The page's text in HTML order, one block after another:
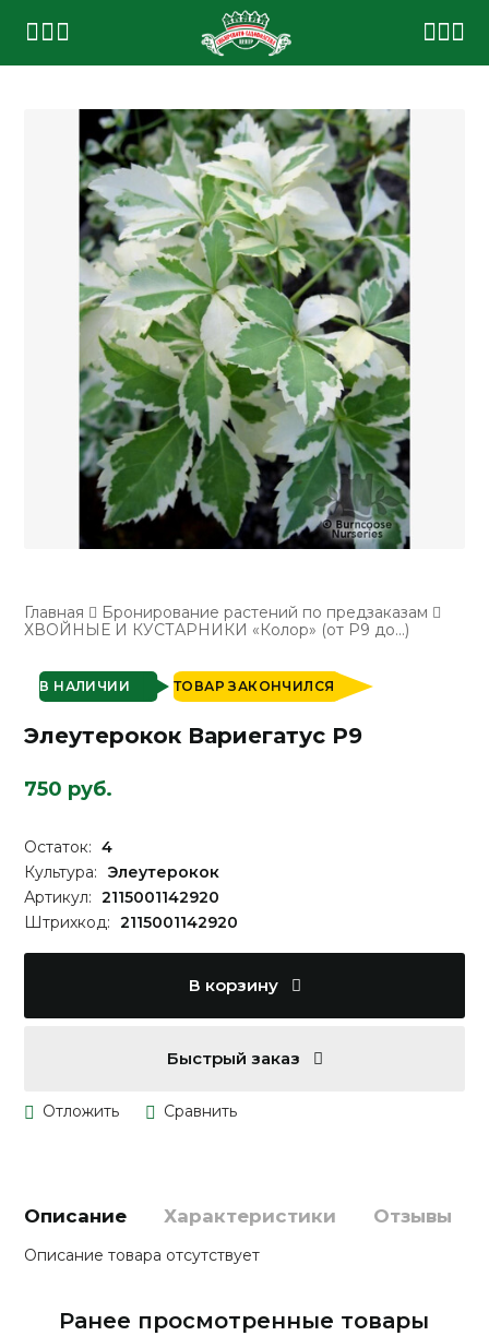
Главная
Бронирование растений по предзаказам
ХВОЙНЫЕ И КУСТАРНИКИ «Колор» (от Р9 до...)
В НАЛИЧИИ ТОВАР ЗАКОНЧИЛСЯ
Элеутерокок Вариегатус P9
750 руб.
Остаток: 4
Культура:
Элеутерокок
Артикул: 2115001142920
Штрихкод: 2115001142920
В корзину
Быстрый заказ
Описание Характеристики Отзывы
Описание товара отсутствует
Ранее просмотренные товары